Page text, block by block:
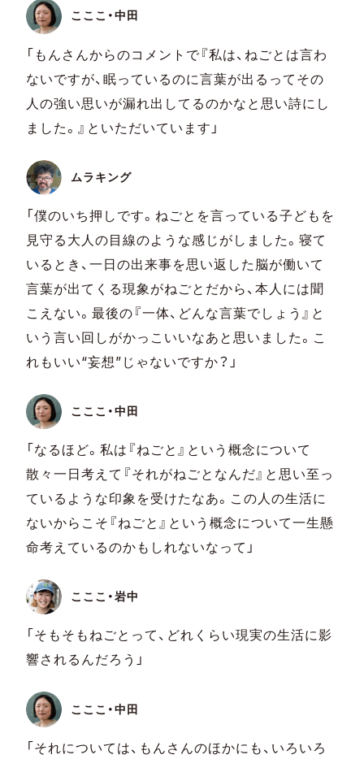
こここ・中田
「もんさんからのコメントで『私は、ねごとは言わ
ないですが、眠っているのに言葉が出るってその
人の強い思いが漏れ出してるのかなと思い詩にし
ました。』といただいています」
ムラキング
「僕のいち押しです。ねごとを言っている子どもを
見守る大人の目線のような感じがしました。寝て
いるとき、一日の出来事を思い返した脳が働いて
言葉が出てくる現象がねごとだから、本人には聞
こえない。最後の『一体、どんな言葉でしょう』と
いう言い回しがかっこいいなあと思いました。こ
れもいい“妄想”じゃないですか？」
こここ・中田
「なるほど。私は『ねごと』という概念について
散々一日考えて『それがねごとなんだ』と思い至っ
ているような印象を受けたなあ。この人の生活に
ないからこそ『ねごと』という概念について一生懸
命考えているのかもしれないなって」
こここ・岩中
「そもそもねごとって、どれくらい現実の生活に影
響されるんだろう」
こここ・中田
「それについては、もんさんのほかにも、いろいろ